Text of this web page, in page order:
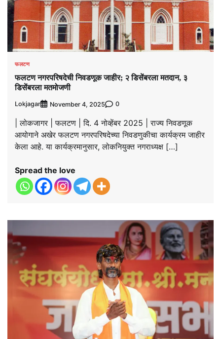
फलटण
फलटण नगरपरिषदेची निवडणूक जाहीर; २ डिसेंबरला मतदान, ३
डिसेंबरला मतमोजणी
Lokjagar November 4, 2025 0
| लोकजागर | फलटण | दि. 4 नोव्हेंबर 2025 | राज्य निवडणूक
आयोगाने अखेर फलटण नगरपरिषदेच्या निवडणुकीचा कार्यक्रम जाहीर
केला आहे. या कार्यक्रमानुसार, लोकनियुक्त नगराध्यक्ष […]
Spread the love